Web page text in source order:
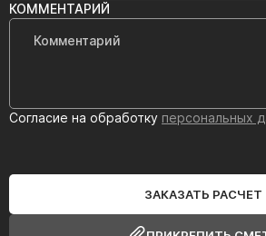
КОММЕНТАРИЙ
Согласие на обработку персональных
ЗАКАЗАТЬ РАСЧЕТ